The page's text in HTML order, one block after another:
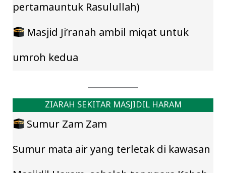
pertamauntuk Rasulullah)
Masjid Ji’ranah ambil miqat untuk
umroh kedua
ZIARAH SEKITAR MASJIDIL HARAM
Sumur Zam Zam
Sumur mata air yang terletak di kawasan